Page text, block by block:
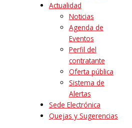
Actualidad
Noticias
Agenda de
Eventos
Perfil del
contratante
Oferta pública
Sistema de
Alertas
Sede Electrónica
Quejas y Sugerencias